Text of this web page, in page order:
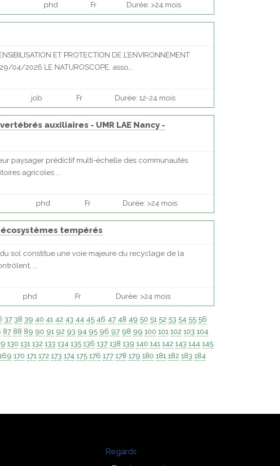
phd Fr Durée: >24 mois
ET PROTECTION DE L’ENVIRONNEMENT
04/2026 LE NATUROSCOPE, asso...
job Fr Durée: 12-24 mois
auxiliaires - UMR LAE Nancy -
paysager prédictif multi-échelle des communautés
agricoles ...
phd Fr Durée: >24 mois
tempérés
sol constitue une voie majeure du recyclage de la
...
phd Fr Durée: >24 mois
37 38 39 40 41 42 43 44 45 46 47 48 49 50 51 52 53 54 55 56
87 88 89 90 91 92 93 94 95 96 97 98 99 100 101 102 103 104
130 131 132 133 134 135 136 137 138 139 140 141 142 143 144 145
170 171 172 173 174 175 176 177 178 179 180 181 182 183 184
Regards